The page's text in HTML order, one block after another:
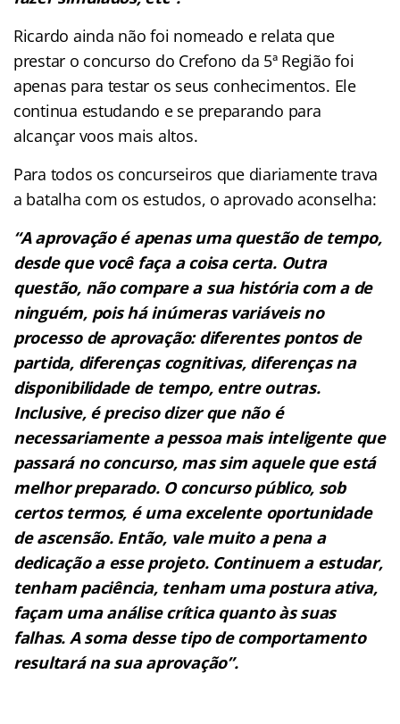
Ricardo ainda não foi nomeado e relata que
prestar o concurso do Crefono da 5ª Região foi
apenas para testar os seus conhecimentos. Ele
continua estudando e se preparando para
alcançar voos mais altos.
Para todos os concurseiros que diariamente trava
a batalha com os estudos, o aprovado aconselha:
“A aprovação é apenas uma questão de tempo,
desde que você faça a coisa certa. Outra
questão, não compare a sua históriacom a de
ninguém, pois há inúmeras variáveis no
processo de aprovação: diferentes pontos de
partida, diferenças cognitivas, diferenças na
disponibilidade de tempo, entre outras.
Inclusive, é preciso dizer que não é
necessariamente a pessoa maisinteligente que
passará no concurso, mas sim aquele que está
melhor preparado. O concurso público, sob
certos termos, é umaexcelente oportunidade
de ascensão. Então, vale muito a pena a
dedicação a esse projeto. Continuem a estudar,
tenhampaciência, tenham uma postura ativa,
façam uma análise crítica quanto às suas
falhas. A soma desse tipo de comportamento
resultará na sua aprovação”.